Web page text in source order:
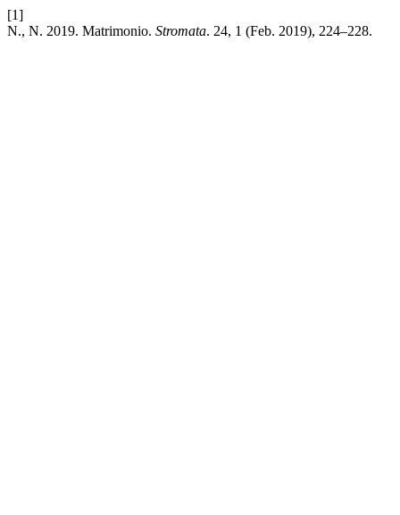
[1]
N., N. 2019. Matrimonio. Stromata. 24, 1 (Feb. 2019), 224–228.